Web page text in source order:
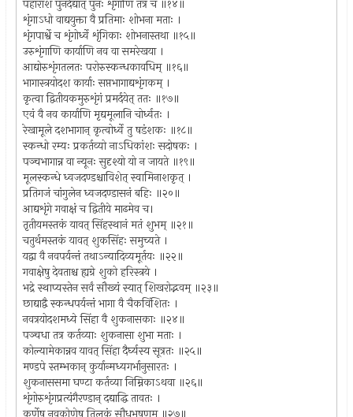
पहारांशं पुनर्दद्यात् पुनः शृंगाणि तत्र च ॥१४॥
शृंगाऽधो वाद्ययुक्ता वै प्रतिमाः शोभना मताः ।
शृंगपार्श्वे च शृंगोर्ध्वे शृंगिकाः शोभनास्तथा ॥१५॥
उरुशृंगाणि कार्याणि नव वा समरेखया ।
आद्योरुशृंगतलतः परोरुस्कन्धकावधिम् ॥१६॥
भागास्त्रयोदश कार्याः सप्तभागाद्यशृंगकम् ।
कृत्वा द्वितीयकमुरुशृंगं प्रमर्दयेत् ततः ॥१७॥
एवं वै नव कार्याणि मृद्यमूलानि चोर्ध्वतः ।
रेखामूले दशभागान् कृत्वोर्ध्वे तु षडंशकः ॥१८॥
स्कन्धो रम्यः प्रकर्तव्यो नाऽधिकांशः सदोषकः ।
पञ्चभागान्न वा न्यूनः सुदृश्यो यो न जायते ॥१९॥
मूलस्कन्धे ध्वजदण्डश्चाविशेत् स्वामिनाशकृत् ।
प्रतिगजं चांगुलेन ध्वजदण्डासनं बहिः ॥२०॥
आद्यशृंगे गवाक्षं च द्वितीये माढमेव च।
तृतीयमस्तकं यावत् सिंहस्थानं मतं शुभम् ॥२१॥
चतुर्थमस्तकं यावत् शुकसिंहः समुच्यते ।
यद्वा वै नवपर्यन्तं तथाऽन्यादिव्यमूर्तयः ॥२२॥
गवाक्षेषु देवताश्च ह्यग्रे शुको हरिस्त्रये ।
भद्रे स्थाप्यस्तेन सर्वं सौख्यं स्यात् शिखरोद्भवम् ॥२३॥
छाद्याद्वै स्कन्धपर्यन्तं भागा वै चैकविंशितः ।
नवत्रयोदशमध्ये सिंहा वै शुकनासकाः ॥२४॥
पञ्चधा तत्र कर्तव्याः शुकनासा शुभा मताः ।
कोल्यामेकान्नव यावत् सिंहा दैर्घ्यस्य सूत्रतः ॥२५॥
मण्डपे स्तम्भकान् कुर्यान्मध्यगर्भानुसारतः ।
शुकनाससमा घण्टा कर्तव्या निम्निकाऽथवा ॥२६॥
शृंगोरुशृंगप्रत्यंगैरण्डान् दद्याद्धि तावतः ।